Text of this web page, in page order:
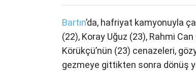
Bartın’da, hafriyat kamyonuyla
(22), Koray Uğuz (23), Rahmi
Körükçü’nün (23) cenazeleri,
gezmeye gittikten sonra dönüş